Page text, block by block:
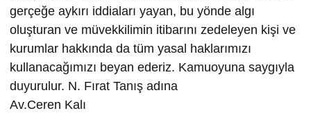
gerçeğe aykırı iddiaları yayan, bu yönde algı
oluşturan ve müvekkilimin itibarını zedeleyen kişi ve
kurumlar hakkında da tüm yasal haklarımızı
kullanacağımızı beyan ederiz. Kamuoyuna saygıyla
duyurulur. N. Fırat Tanış adına
Av.Ceren Kalı